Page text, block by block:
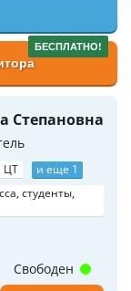
БЕСПЛАТНО!
Степановна
ЦТ
и еще 1
студенты,
Свободен